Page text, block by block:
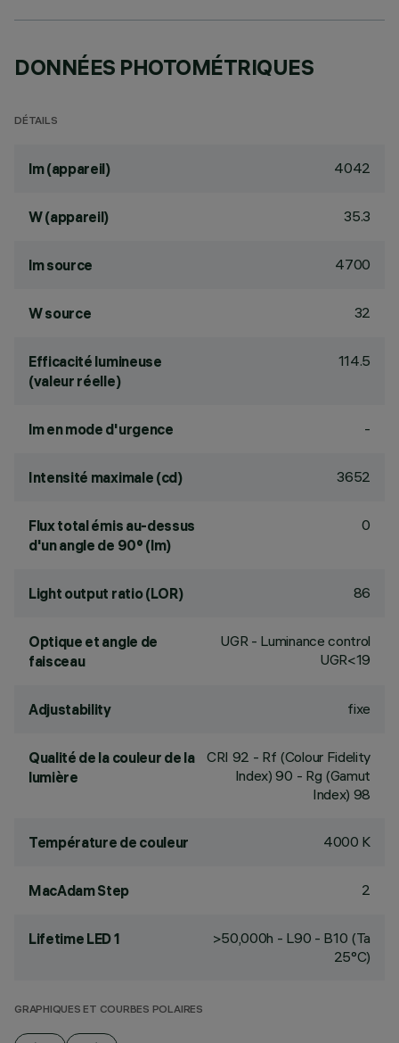
DONNÉES PHOTOMÉTRIQUES
DÉTAILS
lm (appareil) 4042
W (appareil) 35.3
lm source 4700
W source 32
Efficacité lumineuse
(valeur réelle)
114.5
lm en mode d'urgence -
Intensité maximale (cd) 3652
Flux total émis au-dessus
d'un angle de 90° (lm)
0
Light output ratio (LOR) 86
Optique et angle de
faisceau
UGR - Luminance control
UGR<19
Adjustability fixe
Qualité de la couleur de la
lumière
CRI 92 - Rf (Colour Fidelity
Index) 90 - Rg (Gamut
Index) 98
Température de couleur 4000 K
MacAdam Step 2
Lifetime LED 1
>50,000h - L90 - B10 (Ta
25°C)
GRAPHIQUES ET COURBES POLAIRES